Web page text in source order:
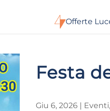
Offerte
Festa
Giu 6, 2026 Eventi,